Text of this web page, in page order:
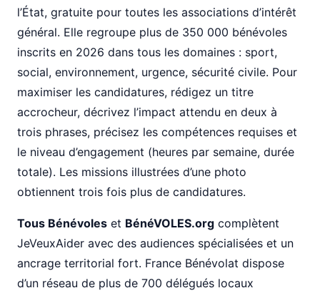
l’État, gratuite pour toutes les associations d’intérêt
général. Elle regroupe plus de 350 000 bénévoles
inscrits en 2026 dans tous les domaines : sport,
social, environnement, urgence, sécurité civile. Pour
maximiser les candidatures, rédigez un titre
accrocheur, décrivez l’impact attendu en deux à
trois phrases, précisez les compétences requises et
le niveau d’engagement (heures par semaine, durée
totale). Les missions illustrées d’une photo
obtiennent trois fois plus de candidatures.
Tous Bénévoles et BénéVOLES.org complètent
JeVeuxAider avec des audiences spécialisées et un
ancrage territorial fort. France Bénévolat dispose
d’un réseau de plus de 700 délégués locaux